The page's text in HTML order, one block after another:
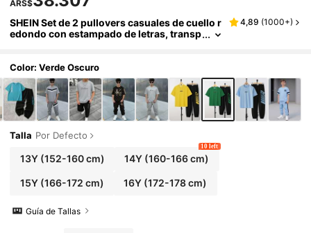
ARS$
SHEIN Set de 2 pullovers casuales de cuello r
edondo con estampado de letras, transp
4,89 (1000+)
Color: Verde Oscuro
Talla Por Defecto
13Y(152-160 cm) 14Y (160-166 cm)
10 left
15Y(166-172 cm) 16Y (172-178 cm)
Guía de Tallas